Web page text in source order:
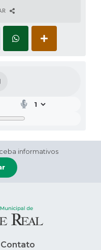
informativos
Contato